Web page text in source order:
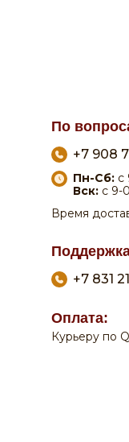
+7 908
+7 831
Пн-Сб: с
Вск: с 9-
Время
Курьеру по
По
Оплата: